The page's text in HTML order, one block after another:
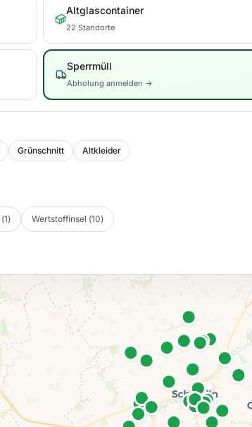
Altglascontainer
22 Standorte
Sperrmüll
Abholung anmelden →
Grünschnitt Altkleider
(1) Wertstoffinsel (10)